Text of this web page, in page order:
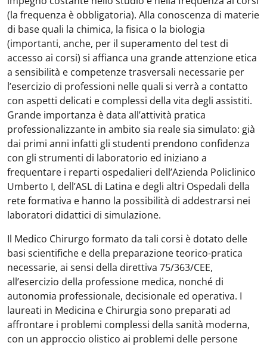
(la frequenza è obbligatoria). Alla conoscenza di materie
di base quali la chimica, la fisica o la biologia
(importanti, anche, per il superamento del test di
accesso ai corsi) si affianca una grande attenzione etica
a sensibilità e competenze trasversali necessarie per
l’esercizio di professioni nelle quali si verrà a contatto
con aspetti delicati e complessi della vita degli assistiti.
Grande importanza è data all’attività pratica
professionalizzante in ambito sia reale sia simulato: già
dai primi anni infatti gli studenti prendono confidenza
con gli strumenti di laboratorio ed iniziano a
frequentare i reparti ospedalieri dell’Azienda Policlinico
Umberto I, dell’ASL di Latina e degli altri Ospedali della
rete formativa e hanno la possibilità di addestrarsi nei
laboratori didattici di simulazione.
Il Medico Chirurgo formato da tali corsi è dotato delle
basi scientifiche e della preparazione teorico-pratica
necessarie, ai sensi della direttiva 75/363/CEE,
all’esercizio della professione medica, nonché di
autonomia professionale, decisionale ed operativa. I
laureati in Medicina e Chirurgia sono preparati ad
affrontare i problemi complessi della sanità moderna,
con un approccio olistico ai problemi delle persone